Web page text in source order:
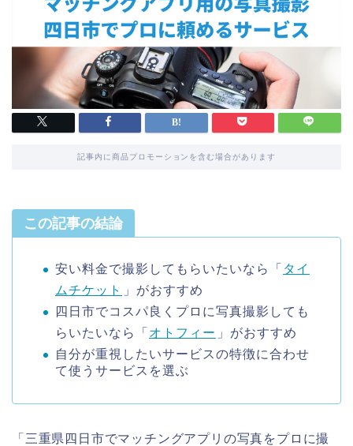
記事内に商品プロモーションを含む場合があります
この記事の結論
安い料金で撮影してもらいたいなら「 タイ
ムチケット
」がおすすめ
四日市でコスパ良くプロに写真撮影しても
らいたいなら「 オトフィー 」がおすすめ
自分が重視したいサービスの特徴に合わせ
て使うサービスを選ぶ
「三重県四日市でマッチングアプリの写真をプロに撮